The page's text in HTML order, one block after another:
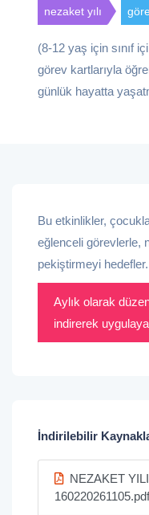
nezaket yılı
(8-12 yaş için sınıf
görev kartlarıyla
günlük hayatta
Bu etkinlikler,
eğlenceli görevlerle,
pekiştirmeyi hedefler.
Aylık olarak
indirerek
İndirilebilir
NEZAKET
160220261105.pdf